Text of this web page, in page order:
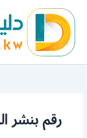
المحتوى
رقم بنشر